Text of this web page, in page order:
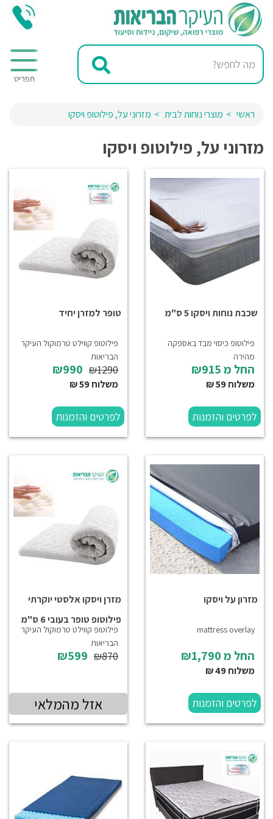
ראשי מוצרי נוחות לבית מזרוני על, פילוטופ ויסקו
מזרוני על, פילוטופ ויסקו
שכבת נוחות ויסקו 5 ס"מ
פילוטופ כיסוי מבד באספקה
מהירה
החל מ
משלוח 59 ₪
לפרטים והזמנות
טופר למזרן יחיד
פילוטופ קווילט טרמוקול העיקר
הבריאות
₪990 ₪1290
משלוח 59 ₪
לפרטים והזמנות
מזרון על ויסקו
mattress overlay
החל מ
משלוח 49 ₪
לפרטים והזמנות
מזרן ויסקו אלסטי יוקרתי
פילוטופ טופר בעובי 6 ס"מ
פילוטופ קווילט טרמוקול העיקר
הבריאות
₪599 ₪870
אזל מהמלאי